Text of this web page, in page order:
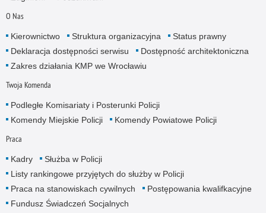
O Nas
Kierownictwo Struktura organizacyjna
Status prawny
Deklaracja dostępności serwisu
Dostępność architektoniczna
Zakres działania KMP we Wrocławiu
Twoja Komenda
Podległe Komisariaty i Posterunki Policji
Komendy Miejskie Policji
Komendy Powiatowe Policji
Praca
Kadry
Służba w Policji
Listy rankingowe przyjętych do służby w Policji
Praca na stanowiskach cywilnych
Postępowania kwalifkacyjne
Fundusz Świadczeń Socjalnych